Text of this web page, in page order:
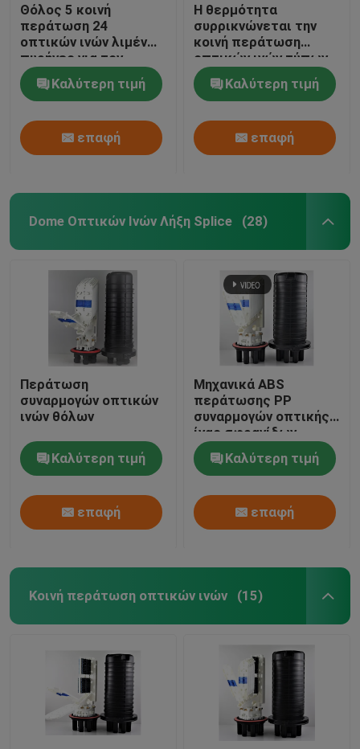
Θόλος 5 κοινή
περάτωση 24
οπτικών ινών λιμένων
πυρήνες για τον
εναέριο πόλο που
τοποθετείται
Καλύτερη τιμή
επαφή
Η θερμότητα
συρρικνώνεται την
κοινή περάτωση
οπτικών ινών τύπων
με να στηρίξει τη
συσκευή 120 πυρήνες
Καλύτερη τιμή
επαφή
Dome Οπτικών Ινών Λήξη Splice (28)
Περάτωση
συναρμογών οπτικών
ινών θόλων
Καλύτερη τιμή
επαφή
Μηχανικά ABS
περάτωσης PP
συναρμογών οπτικής
ίνας σφραγίδων
θόλων sillicon
λαστιχένια,
υπερυψωμένα 505
xd200mm
max288core, GJS20-
DM0 (λ)
Καλύτερη τιμή
επαφή
Κοινή περάτωση οπτικών ινών (15)